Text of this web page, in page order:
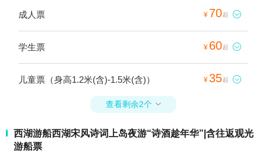
成人票 ¥ 70起 
学生票 ¥ 60起 
儿童票（身高1.2米(含)-1.5米(含)） ¥35起 
查看剩余2个 
西湖游船西湖宋风诗词上岛夜游“诗酒趁年华”|含往返观光
游船票